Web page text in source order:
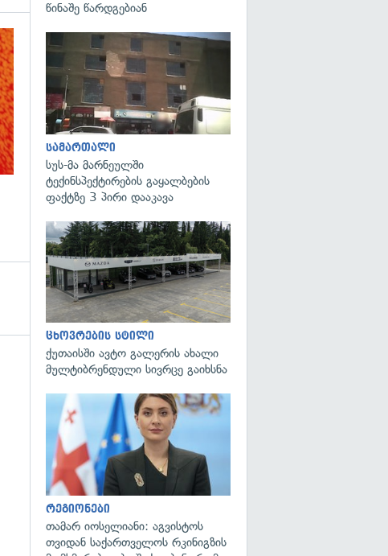
გადახედვა
წინაშე წარდგებიან
სამართალი
სუს-მა მარნეულში
ტექინსპექტირების გაყალბების
ფაქტზე 3 პირი დააკავა
ცხოვრების სტილი
ქუთაისში ავტო გალერის ახალი
მულტიბრენდული სივრცე გაიხსნა
რეგიონები
თამარ იოსელიანი: აგვისტოს
თვიდან საქართველოს რკინიგზის